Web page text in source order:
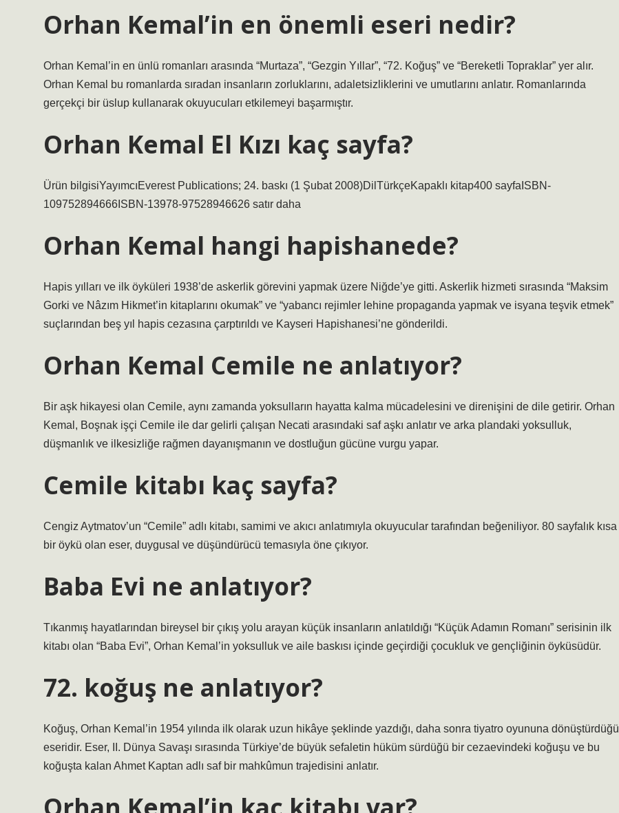
Orhan Kemal’in en önemli eseri nedir?
Orhan Kemal’in en ünlü romanları arasında “Murtaza”, “Gezgin Yıllar”, “72. Koğuş” ve “Bereketli Topraklar” yer alır.
Orhan Kemal bu romanlarda sıradan insanların zorluklarını, adaletsizliklerini ve umutlarını anlatır. Romanlarında
gerçekçi bir üslup kullanarak okuyucuları etkilemeyi başarmıştır.
Orhan Kemal El Kızı kaç sayfa?
Ürün bilgisiYayımcıEverest Publications; 24. baskı (1 Şubat 2008)DilTürkçeKapaklı kitap400 sayfaISBN-
109752894666ISBN-13978-97528946626 satır daha
Orhan Kemal hangi hapishanede?
Hapis yılları ve ilk öyküleri 1938’de askerlik görevini yapmak üzere Niğde’ye gitti. Askerlik hizmeti sırasında “Maksim
Gorki ve Nâzım Hikmet’in kitaplarını okumak” ve “yabancı rejimler lehine propaganda yapmak ve isyana teşvik etmek”
suçlarından beş yıl hapis cezasına çarptırıldı ve Kayseri Hapishanesi’ne gönderildi.
Orhan Kemal Cemile ne anlatıyor?
Bir aşk hikayesi olan Cemile, aynı zamanda yoksulların hayatta kalma mücadelesini ve direnişini de dile getirir. Orhan
Kemal, Boşnak işçi Cemile ile dar gelirli çalışan Necati arasındaki saf aşkı anlatır ve arka plandaki yoksulluk,
düşmanlık ve ilkesizliğe rağmen dayanışmanın ve dostluğun gücüne vurgu yapar.
Cemile kitabı kaç sayfa?
Cengiz Aytmatov’un “Cemile” adlı kitabı, samimi ve akıcı anlatımıyla okuyucular tarafından beğeniliyor. 80 sayfalık kısa
bir öykü olan eser, duygusal ve düşündürücü temasıyla öne çıkıyor.
Baba Evi ne anlatıyor?
Tıkanmış hayatlarından bireysel bir çıkış yolu arayan küçük insanların anlatıldığı “Küçük Adamın Romanı” serisinin ilk
kitabı olan “Baba Evi”, Orhan Kemal’in yoksulluk ve aile baskısı içinde geçirdiği çocukluk ve gençliğinin öyküsüdür.
72. koğuş ne anlatıyor?
Koğuş, Orhan Kemal’in 1954 yılında ilk olarak uzun hikâye şeklinde yazdığı, daha sonra tiyatro oyununa dönüştürdüğü
eseridir. Eser, II. Dünya Savaşı sırasında Türkiye’de büyük sefaletin hüküm sürdüğü bir cezaevindeki koğuşu ve bu
koğuşta kalan Ahmet Kaptan adlı saf bir mahkûmun trajedisini anlatır.